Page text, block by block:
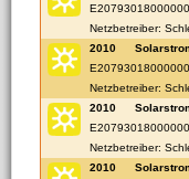
Netzbetreiber:
2010
Netzbetreiber:
2010
Netzbetreiber:
2010